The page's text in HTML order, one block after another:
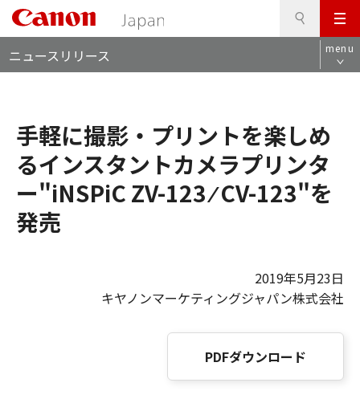
メ
ニ
ュ
ーニュースリリース menu
手軽に撮影・プリントを楽しめ
るインスタントカメラプリンタ
ー"iNSPiC ZV-123 ⁄ CV-123"を
発売
2019年5月23日
キヤノンマーケティングジャパン株式会社
PDFダウンロード